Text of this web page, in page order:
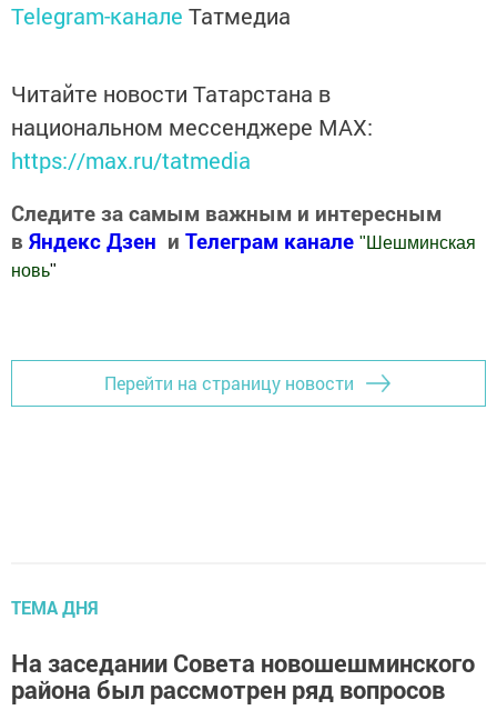
Telegram-канале Татмедиа
Читайте новости Татарстана в
национальном мессенджере MАХ:
https://max.ru/tatmedia
Следите за самым важным и интересным
в Яндекс Дзен и Телеграм канале " Шешминская
новь"
Перейти на страницу новости
ТЕМА ДНЯ
На заседании Совета новошешминского
района был рассмотрен ряд вопросов